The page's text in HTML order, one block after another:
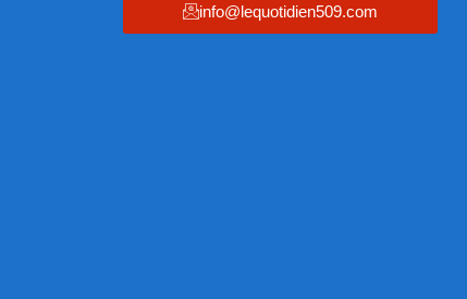
info@lequotidien509.com